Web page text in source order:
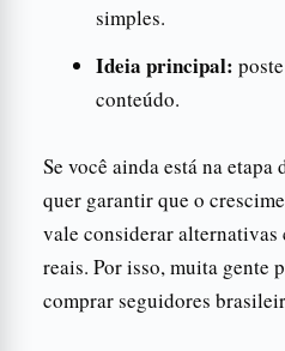
simples.
Ideia principal:
conteúdo.
Se você ainda está na etapa
quer garantir que o
vale considerar alternativas
reais. Por isso, muita gente
comprar seguidores